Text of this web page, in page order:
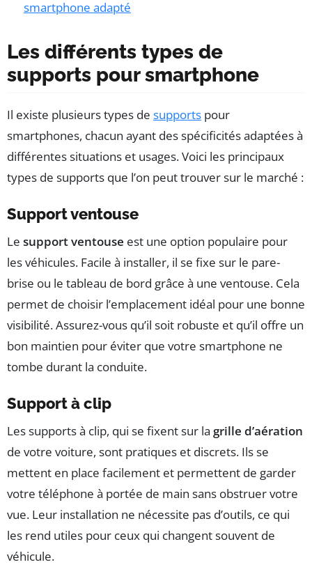
smartphone adapté
Les différents types de
supports pour smartphone
Il existe plusieurs types de supports pour
smartphones, chacun ayant des spécificités adaptées à
différentes situations et usages. Voici les principaux
types de supports que l’on peut trouver sur le marché :
Support ventouse
Le support ventouse est une option populaire pour
les véhicules. Facile à installer, il se fixe sur le pare-
brise ou le tableau de bord grâce à une ventouse. Cela
permet de choisir l’emplacement idéal pour une bonne
visibilité. Assurez-vous qu’il soit robuste et qu’il offre un
bon maintien pour éviter que votre smartphone ne
tombe durant la conduite.
Support à clip
Les supports à clip, qui se fixent sur la grille d’aération
de votre voiture, sont pratiques et discrets. Ils se
mettent en place facilement et permettent de garder
votre téléphone à portée de main sans obstruer votre
vue. Leur installation ne nécessite pas d’outils, ce qui
les rend utiles pour ceux qui changent souvent de
véhicule.